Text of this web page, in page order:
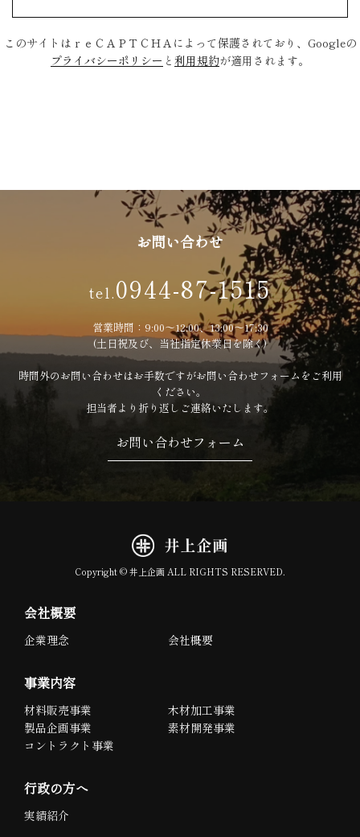
このサイトはｒｅＣＡＰＴＣＨＡによって保護されており、Googleの
プライバシーポリシー と 利用規約が適用されます。
お問い合わせ
tel.0944-87-1515
営業時間：9:00〜12:00、13:00〜17:30
(土日祝及び、当社指定休業日を除く)
時間外のお問い合わせはお手数ですがお問い合わせフォームをご利用
ください。
担当者より折り返しご連絡いたします。
お問い合わせフォーム
Copyright © 井上企画 ALL RIGHTS RESERVED.
会社概要
企業理念 会社概要
事業内容
材料販売事業
木材加工事業
製品企画事業
素材開発事業
コントラクト事業
行政の方へ
実績紹介